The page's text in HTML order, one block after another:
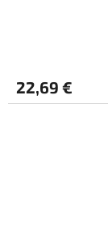
22,69 €